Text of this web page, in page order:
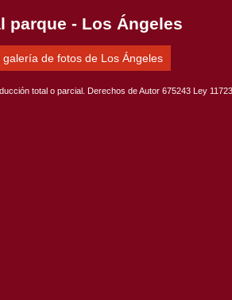
parque - Los Ángeles
galería de fotos de Los Ángeles
total o parcial. Derechos de Autor 675243 Ley 11723